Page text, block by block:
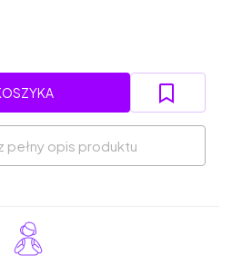
pełny opis produktu